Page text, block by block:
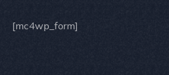
[mc4wp_form]